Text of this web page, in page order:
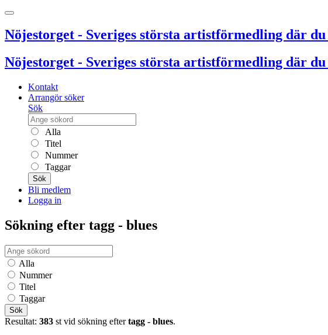
Nöjestorget - Sveriges största artistförmedling där
Nöjestorget - Sveriges största artistförmedling där
Kontakt
Arrangör söker
Sök
Alla
Titel
Nummer
Taggar
Sök
Bli medlem
Logga in
Sökning efter tagg - blues
Alla
Nummer
Titel
Taggar
Sök
Resultat: 383 st vid sökning eftertagg - blues.